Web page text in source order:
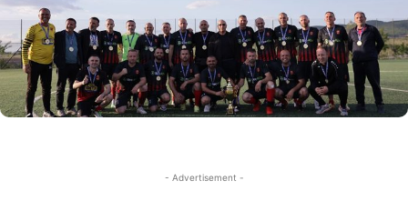
- Advertisement -